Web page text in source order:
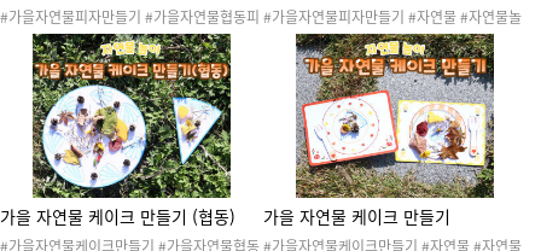
#가을자연물피자만들기 #가을자연물협동피
자만들기 #자연물 #자연물놀이 #자연물활동
#가을 #가을도안 #가을놀이 #가을소꿉놀이
#자연물뷔페놀이 #바깥놀이 #바깥활동 #숲
활동 #가을숲활동 #피자 #피자만들기 #자연
물피자 #협동활동 #협동
#가을자연물피자만들기 #자연물 #자연물놀
이 #자연물활동 #가을 #가을도안 #가을놀이
#가을소꿉놀이 #자연물뷔페놀이 #바깥놀이
#바깥활동 #숲활동 #가을숲활동 #피자 #피
자만들기 #자연물피자
가을 자연물 케이크 만들기 (협동)
#가을자연물케이크만들기 #가을자연물협동
가을 자연물 케이크 만들기
#가을자연물케이크만들기 #자연물 #자연물